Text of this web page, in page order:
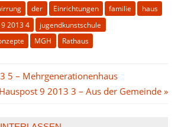
der Einrichtungen familie
haus
2013 4
jugendkunstschule
MGH Rathaus
5 – Mehrgenerationenhaus
Nächster
Hauspost 9 2013 3 – Aus der Gemeinde